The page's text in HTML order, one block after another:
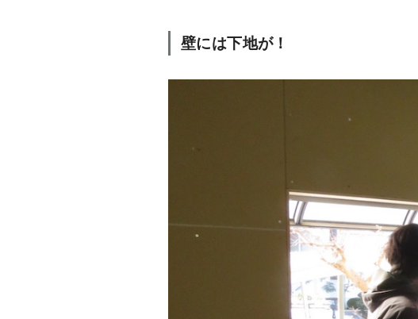
壁には下地が！